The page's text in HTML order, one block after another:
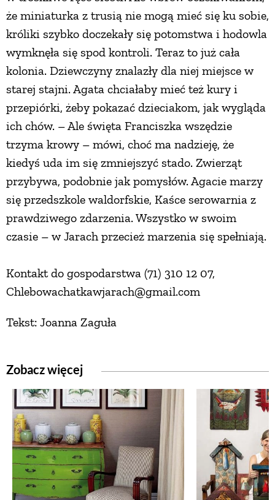
że miniaturka z trusią nie mogą mieć się ku sobie,
króliki szybko doczekały się potomstwa i hodowla
wymknęła się spod kontroli. Teraz to już cała
kolonia. Dziewczyny znalazły dla niej miejsce w
starej stajni. Agata chciałaby mieć też kury i
przepiórki, żeby pokazać dzieciakom, jak wygląda
ich chów. – Ale święta Franciszka wszędzie
trzyma krowy – mówi, choć ma nadzieję, że
kiedyś uda im się zmniejszyć stado. Zwierząt
przybywa, podobnie jak pomysłów. Agacie marzy
się przedszkole waldorfskie, Kaśce serowarnia z
prawdziwego zdarzenia. Wszystko w swoim
czasie – w Jarach przecież marzenia się spełniają.
Kontakt do gospodarstwa (71) 310 12 07,
Chlebowachatkawjarach@gmail.com
Tekst: Joanna Zaguła
Zobacz więcej